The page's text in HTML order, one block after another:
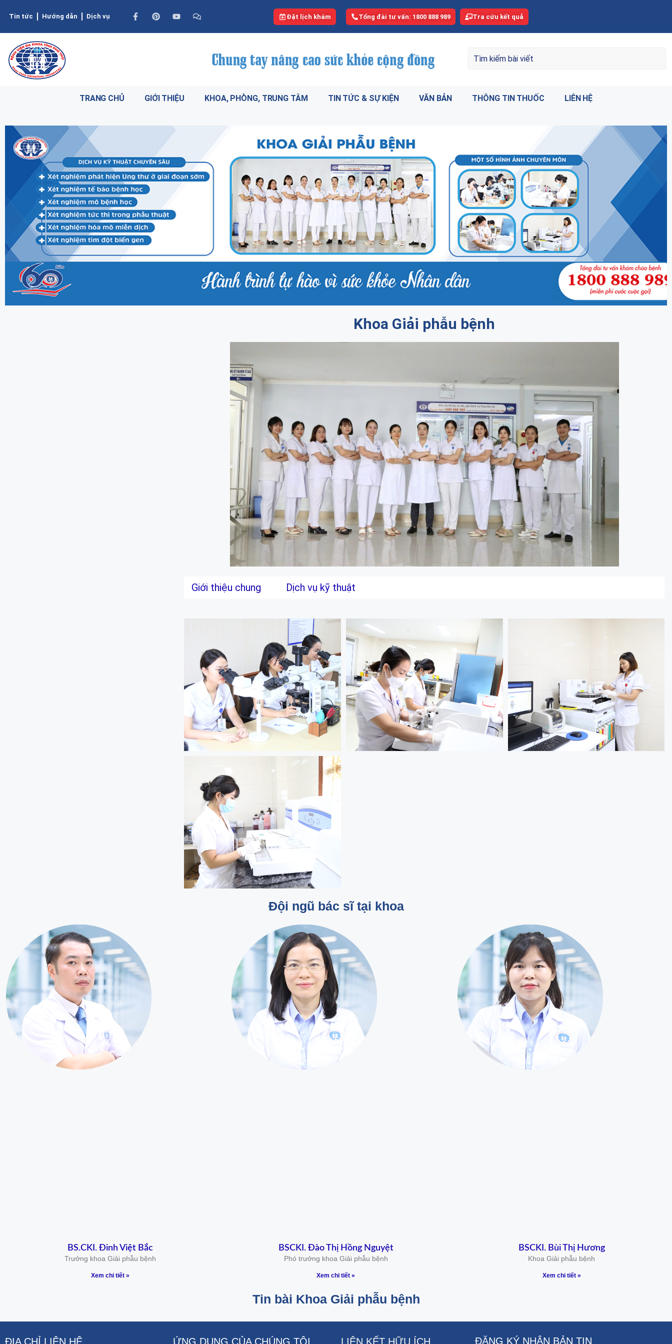
Tin tức Hướng dẫn Dịch vụ Đặt lịch khám Tổng đài tư vấn: 1800 888 989 Tra cứu kết quả
TRANG CHỦ GIỚI THIỆU KHOA, PHÒNG, TRUNG TÂM TIN TỨC & SỰ KIỆN VĂN BẢN THÔNG TIN THUỐC LIÊN HỆ
Khoa Giải phẫu bệnh
Giới thiệu chung Dịch vụ kỹ thuật
Đội ngũ bác sĩ tại khoa
BS.CKI. Đinh Việt Bắc
Trưởng khoa Giải phẫu bệnh
Xem chi tiết »
BSCKI. Đào Thị Hồng Nguyệt
Phó trưởng khoa Giải phẫu bệnh
Xem chi tiết »
BSCKI. Bùi Thị Hương
Khoa Giải phẫu bệnh
Xem chi tiết »
Tin bài Khoa Giải phẫu bệnh
ĐỊA CHỈ LIÊN HỆ ỨNG DỤNG CỦA CHÚNG TÔI LIÊN KẾT HỮU ÍCH ĐĂNG KÝ NHẬN BẢN TIN